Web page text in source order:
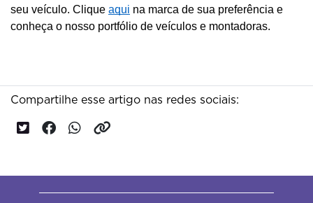
seu veículo. Clique aqui na marca de sua preferência e
conheça o nosso portfólio de veículos e montadoras.
Compartilhe esse artigo nas redes sociais: